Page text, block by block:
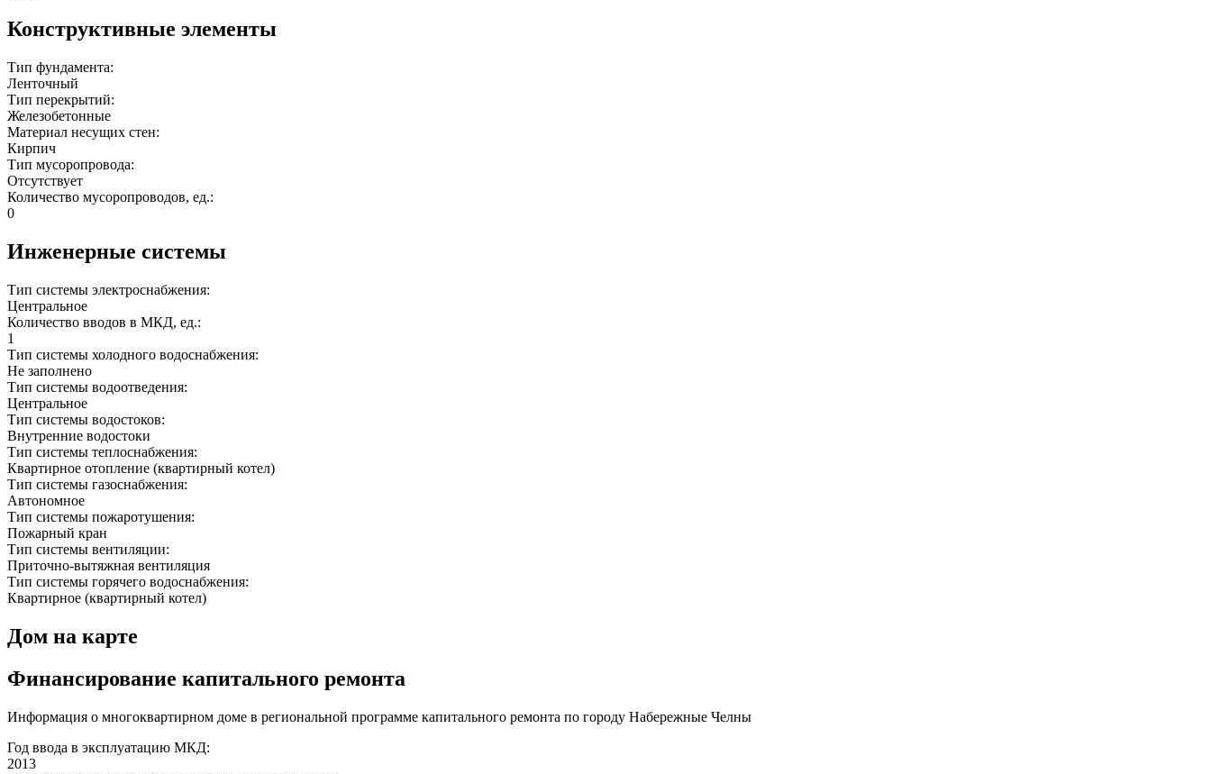
Конструктивные элементы
Тип фундамента:
Ленточный
Тип перекрытий:
Железобетонные
Материал несущих стен:
Кирпич
Тип мусоропровода:
Отсутствует
Количество мусоропроводов, ед.:
0
Инженерные системы
Тип системы электроснабжения:
Центральное
Количество вводов в МКД, ед.:
1
Тип системы холодного водоснабжения:
Не заполнено
Тип системы водоотведения:
Центральное
Тип системы водостоков:
Внутренние водостоки
Тип системы теплоснабжения:
Квартирное отопление (квартирный котел)
Тип системы газоснабжения:
Автономное
Тип системы пожаротушения:
Пожарный кран
Тип системы вентиляции:
Приточно-вытяжная вентиляция
Тип системы горячего водоснабжения:
Квартирное (квартирный котел)
Дом на карте
Финансирование капитального ремонта
Информация о многоквартирном доме в региональной программе капитального ремонта по городу Набережные Челны
Год ввода в эксплуатацию МКД:
2013